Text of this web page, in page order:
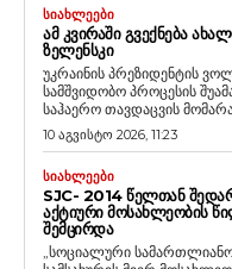
ᲡᲘᲐᲮᲚᲔᲔᲑᲘ
ᲐᲛ ᲙᲕᲘᲠᲐᲨᲘ ᲒᲕᲔᲥᲜᲔᲑᲐ
ᲖᲔᲚᲔᲜᲡᲙᲘ
უკრაინის პრეზიდენტის
სამშვიდობო პროცესის
საჰაერო თავდაცვის
10 აგვისტო 2026, 11:23
ᲡᲘᲐᲮᲚᲔᲔᲑᲘ
SJC- 2014 ᲬᲔᲚᲗᲐᲜ
ᲐᲥᲢᲘᲣᲠᲘ ᲛᲝᲡᲐᲮᲚᲔᲝᲑᲘᲡ
ᲨᲔᲛᲪᲘᲠᲓᲐ
„სოციალური